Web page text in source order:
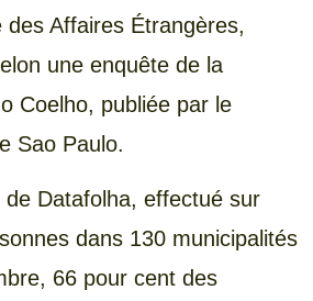
Affaires Étrangères,
une enquête de la
Coelho, publiée par le
Sao Paulo.
de Datafolha, effectué sur
dans 130 municipalités
66 pour cent des